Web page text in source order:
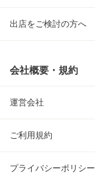
出店をご検討の方へ
会社概要・規約
運営会社
ご利用規約
プライバシーポリシー